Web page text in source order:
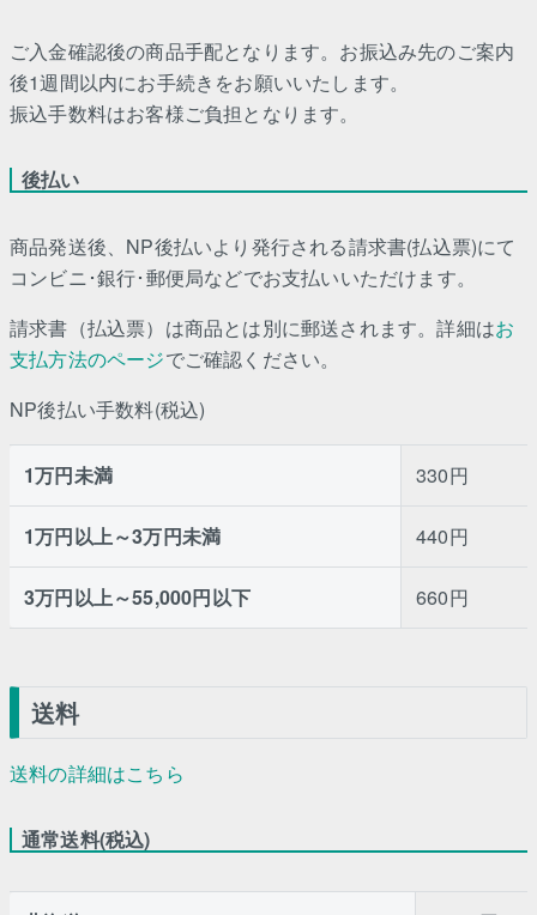
ご入金確認後の商品手配となります。お振込み先のご案内
後1週間以内にお手続きをお願いいたします。
振込手数料はお客様ご負担となります。
後払い
商品発送後、NP後払いより発行される請求書(払込票)にて
コンビニ･銀行･郵便局などでお支払いいただけます。
請求書（払込票）は商品とは別に郵送されます。詳細はお
支払方法のページでご確認ください。
NP後払い手数料(税込)
1万円未満 330円
1万円以上～3万円未満 440円
3万円以上～55,000円以下 660円
送料
送料の詳細はこちら
通常送料(税込)